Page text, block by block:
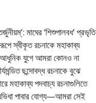
মাঘের ‘শিশুপালবধ’ প্রভৃতি
স্বীকৃত রচনাকে মহাকাব্য
আধুনিক যুগে আমরা কোনও না
ছন্দোবদ্ধ রচনাকে বুঝে
মহাকাব্য পদবাচ্য রচনাগুলিতে
পাবার যোগ্য—আমরা সেই